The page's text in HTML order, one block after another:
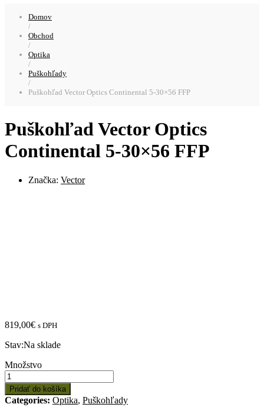
Domov
/
Obchod
/
Optika
/
Puškohľady
/
Puškohľad Vector Optics Continental 5-30×56 FFP
Puškohľad Vector Optics
Continental 5-30×56 FFP
Značka: Vector
819,00€ s DPH
Stav:Na sklade
Množstvo:
Puškohľad
Vector
Optics
Continental
Množstvo
Pridať do košíka
Categories: Optika, Puškohľady